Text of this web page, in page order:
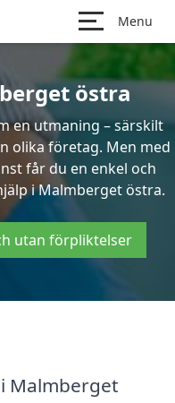
Menu
östra
en utmaning – särskilt
olika företag. Men med
får du en enkel och
i Malmberget östra.
utan förpliktelser
Malmberget